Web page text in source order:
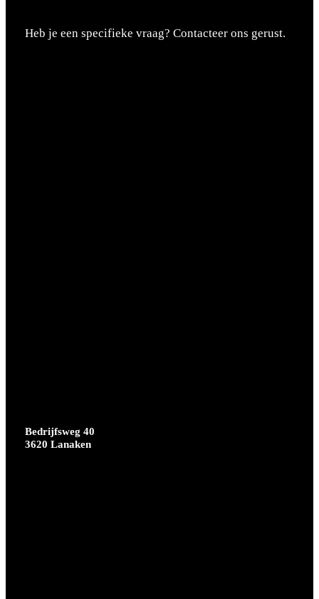
Heb je een specifieke vraag? Contacteer ons gerust.
Bedrijfsweg 40
3620 Lanaken